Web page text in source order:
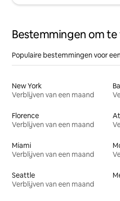
Bestemmingen om
Populaire bestemmingen voor
New York
Verblijven van een maand
Florence
Verblijven van een maand
Miami
Verblijven van een maand
Seattle
Verblijven van een maand